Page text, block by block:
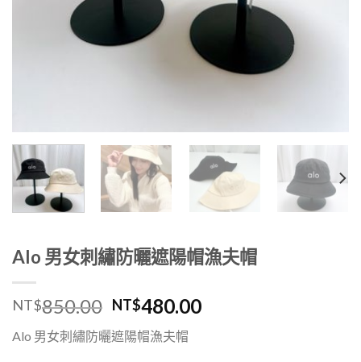
Alo 男女刺繡防曬遮陽帽漁夫帽
NT$850.00 NT$480.00
Alo 男女刺繡防曬遮陽帽漁夫帽